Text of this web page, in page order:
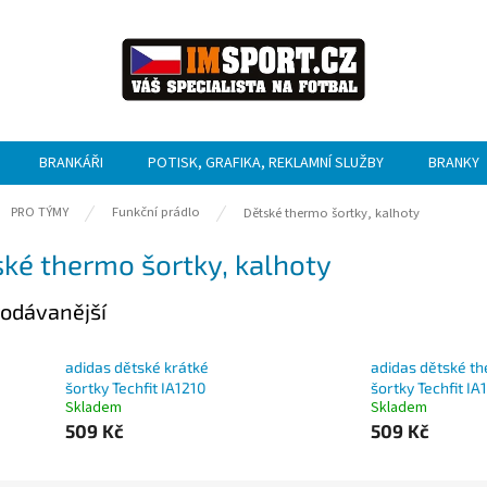
BRANKÁŘI POTISK, GRAFIKA, REKLAMNÍ SLUŽBY BRANKY
PRO TÝMY Funkční prádlo Dětské thermo šortky, kalhoty
thermo šortky, kalhoty
adidas dětské krátké
šortky Techfit IA1210
Skladem
509 Kč
adidas dětské
šortky Techfit
Skladem
509 Kč